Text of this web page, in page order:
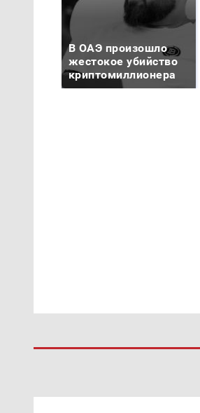
В ОАЭ произошло
жестокое убийство
криптомиллионера